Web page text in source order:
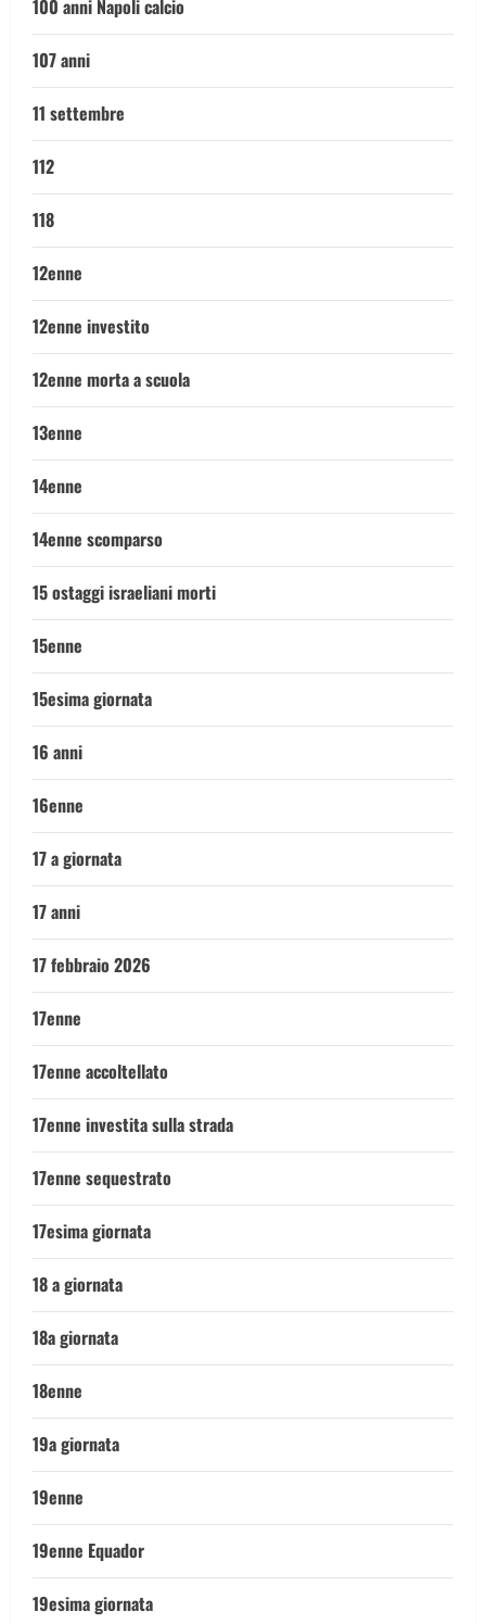
100 anni Napoli calcio
107 anni
11 settembre
112
118
12enne
12enne investito
12enne morta a scuola
13enne
14enne
14enne scomparso
15 ostaggi israeliani morti
15enne
15esima giornata
16 anni
16enne
17 a giornata
17 anni
17 febbraio 2026
17enne
17enne accoltellato
17enne investita sulla strada
17enne sequestrato
17esima giornata
18 a giornata
18a giornata
18enne
19a giornata
19enne
19enne Equador
19esima giornata